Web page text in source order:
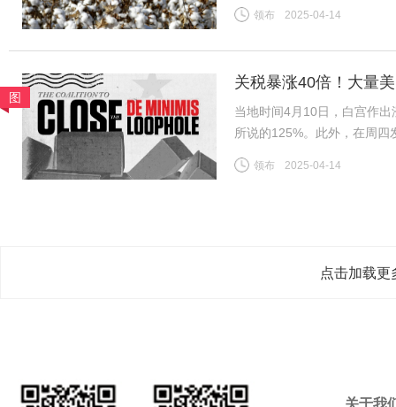
新疆/全国棉花公检总量已基
领布 2025-04-14
图
关税暴涨40倍！大量
当地时间4月10日，白宫作
所说的125%。此外，在周
到了120%；5月2日至6月1
领布 2025-04-14
点击加载更
关于我